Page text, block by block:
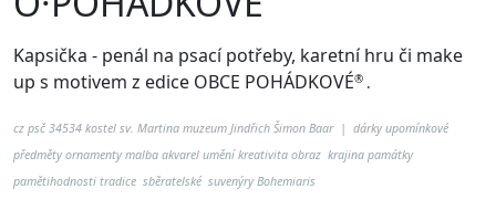
Kapsička - penál na psací potřeby, karetní hru či make
up s motivem z edice OBCE POHÁDKOVÉ® .
cz psč 34534 kostel sv. Martina muzeum Jindřich Šimon Baar | dárky upomínkové
předměty ornamenty malba akvarel umění kreativita obraz krajina památky
pamětihodnosti tradice sběratelské suvenýry Bohemiaris